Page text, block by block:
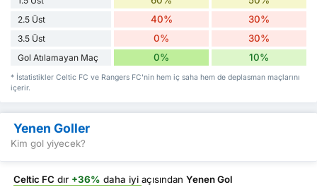
2.5 Üst 40% 30%
3.5 Üst 0% 30%
Gol Atılamayan Maç 0% 10%
* İstatistikler Celtic FC ve Rangers FC'nin hem iç saha hem de deplasman maçlarını
içerir.
Yenen Goller
Kim gol yiyecek?
Celtic FC dır +36% daha iyi açısından Yenen Gol